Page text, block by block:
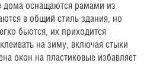
дома оснащаются рамами из
в общий стиль здания, но
бьются, их приходится
на зиму, включая стыки
окон на пластиковые избавляет